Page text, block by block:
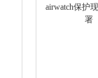
airwatch保护
署